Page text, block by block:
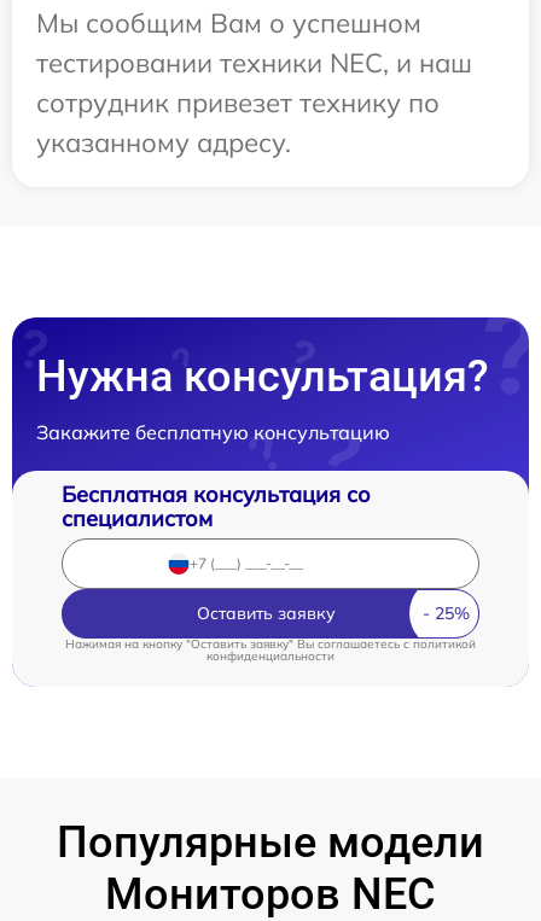
Мы сообщим Вам о успешном
тестировании техники NEC, и наш
сотрудник привезет технику по
указанному адресу.
Нужна консультация?
Закажите бесплатную консультацию
Бесплатная консультация со
специалистом
Оставить заявку
Нажимая на кнопку "Оставить заявку" Вы соглашаетесь cполитикой
конфиденциальности
Популярные модели
Мониторов NEC